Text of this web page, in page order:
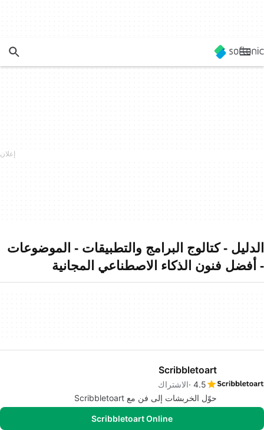
الدليل - كتالوج البرامج والتطبيقات - الموضوعات
- أفضل فنون الذكاء الاصطناعي المجانية
Scribbletoart
4.5 الاشتراك
حوّل الخربشات إلى فن مع Scribbletoart
Scribbletoart Online